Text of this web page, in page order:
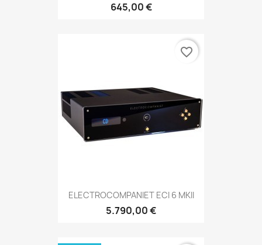
645,00 €
ELECTROCOMPANIET ECI 6 MKII
5.790,00 €
favorite_border